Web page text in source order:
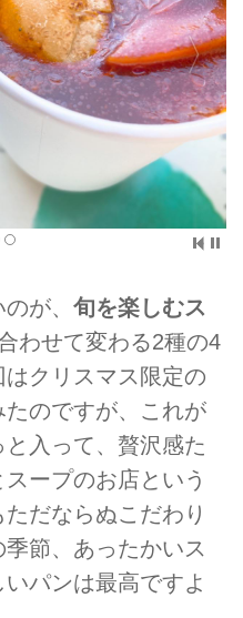
が、 旬を楽しむス
わせて変わる2種の4
クリスマス限定の
のですが、これが
入って、贅沢感た
ープのお店という
だならぬこだわり
節、あったかいス
パンは最高ですよ